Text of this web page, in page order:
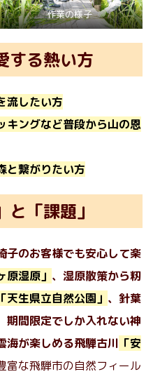
作業の様子
する熱い方
流したい方
ングなど普段から山の恩
と繋がりたい方
「課題」
子のお客様でも安心して楽
原湿原」 、湿原散策から籾
「天生県立自然公園」 、針葉
期間限定でしか入れない神
海が楽しめる飛騨古川 「安
富な飛騨市の自然フィール